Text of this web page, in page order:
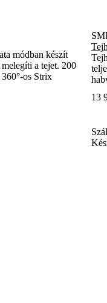
módban készít
a tejet. 200
os Strix
13